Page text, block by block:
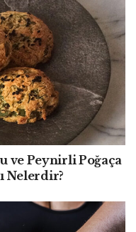
ve Peynirli Poğaça
Nelerdir?